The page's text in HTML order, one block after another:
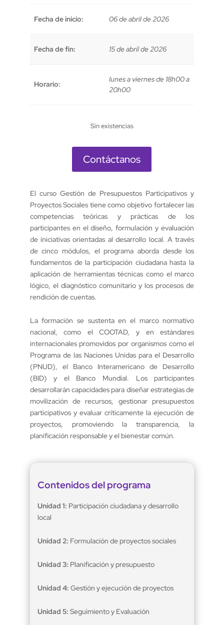
Fecha de inicio: 06 de abril de 2026
Fecha de fin: 15 de abril de 2026
Horario:
lunes a viernes de 18h00 a
20h00
Sin existencias
Contáctanos
El curso Gestión de Presupuestos Participativos y
Proyectos Sociales tiene como objetivo fortalecer las
competencias teóricas y prácticas de los
participantes en el diseño, formulación y evaluación
de iniciativas orientadas al desarrollo local. A través
de cinco módulos, el programa aborda desde los
fundamentos de la participación ciudadana hasta la
aplicación de herramientas técnicas como el marco
lógico, el diagnóstico comunitario y los procesos de
rendición de cuentas.
La formación se sustenta en el marco normativo
nacional, como el COOTAD, y en estándares
internacionales promovidos por organismos como el
Programa de las Naciones Unidas para el Desarrollo
(PNUD), el Banco Interamericano de Desarrollo
(BID) y el Banco Mundial. Los participantes
desarrollarán capacidades para diseñar estrategias de
movilización de recursos, gestionar presupuestos
participativos y evaluar críticamente la ejecución de
proyectos, promoviendo la transparencia, la
planificación responsable y el bienestar común.
Contenidos del programa
Unidad 1: Participación ciudadana y desarrollo
local
Unidad 2: Formulación de proyectos sociales
Unidad 3: Planificación y presupuesto
Unidad 4: Gestión y ejecución de proyectos
Unidad 5: Seguimiento y Evaluación